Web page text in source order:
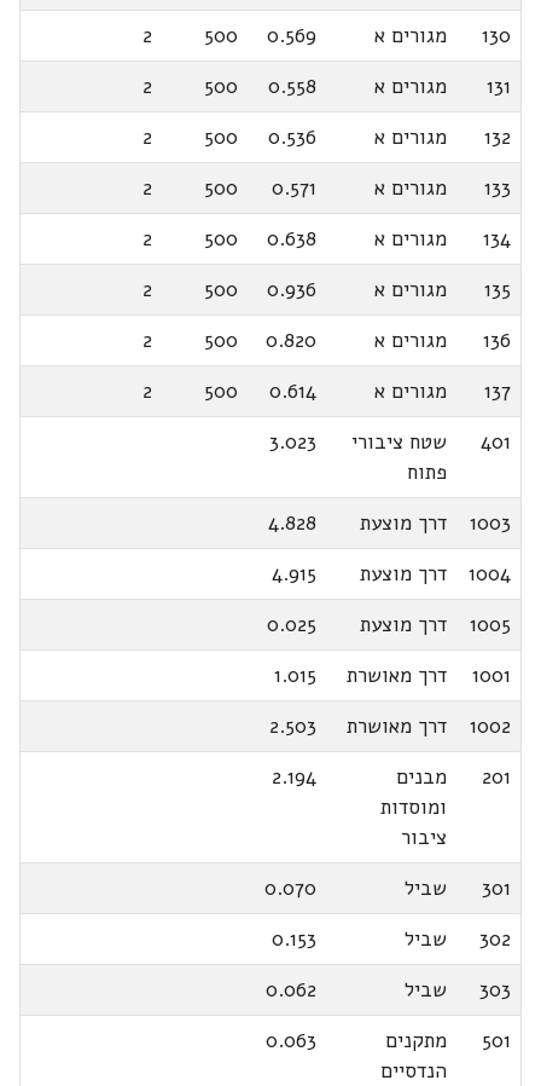
130
מגורים א 0.569
500
2
131
מגורים א 0.558
500
2
132
מגורים א 0.536
500
2
133
מגורים א 0.571
500
2
134
מגורים א 0.638
500
2
135
מגורים א 0.936
500
2
136
מגורים א 0.820
500
2
137
מגורים א 0.614
500
2
401
שטח ציבורי
פתוח
3.023
1003 דרך מוצעת
4.828
1004
דרך מוצעת
4.915
1005
דרך מוצעת
0.025
1001
דרך מאושרת
1.015
1002
דרך מאושרת
2.503
201
מבנים
ומוסדות
ציבור
2.194
301 שביל
0.070
302
שביל
0.153
303
שביל
0.062
501
מתקנים
הנדסיים
0.063